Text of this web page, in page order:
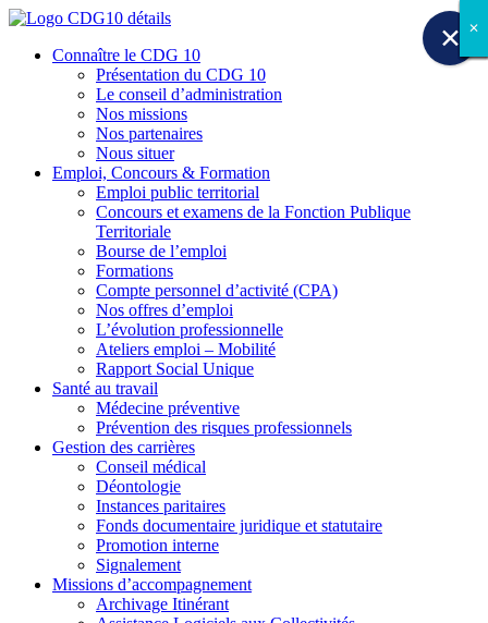
Connaître le CDG 10
Présentation du CDG 10
Le conseil d’administration
Nos missions
Nos partenaires
Nous situer
Emploi, Concours & Formation
Emploi public territorial
Concours et examens de la Fonction Publique
Territoriale
Bourse de l’emploi
Formations
Compte personnel d’activité (CPA)
Nos offres d’emploi
L’évolution professionnelle
Ateliers emploi – Mobilité
Rapport Social Unique
Santé au travail
Médecine préventive
Prévention des risques professionnels
Gestion des carrières
Conseil médical
Déontologie
Instances paritaires
Fonds documentaire juridique et statutaire
Promotion interne
Signalement
Missions d’accompagnement
Archivage Itinérant
✕ ✕
✕
✕
✕
✕
✕
✕
✕